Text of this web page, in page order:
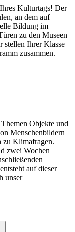
Kulturtags! Der
an dem auf
Bildung im
zu den Museen
stellen Ihrer Klasse
zusammen.
Objekte und
Menschenbildern
zu Klimafragen.
zwei Wochen
auf dieser
unser